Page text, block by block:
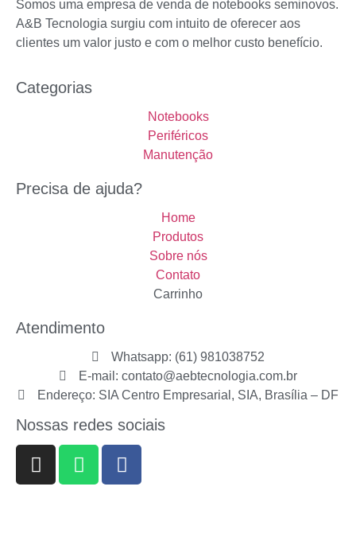
Somos uma empresa de venda de notebooks seminovos.
A&B Tecnologia surgiu com intuito de oferecer aos
clientes um valor justo e com o melhor custo benefício.
Categorias
Notebooks
Periféricos
Manutenção
Precisa de ajuda?
Home
Produtos
Sobre nós
Contato
Carrinho
Atendimento
Whatsapp: (61) 981038752
E-mail: contato@aebtecnologia.com.br
Endereço: SIA Centro Empresarial, SIA, Brasília – DF
Nossas redes sociais